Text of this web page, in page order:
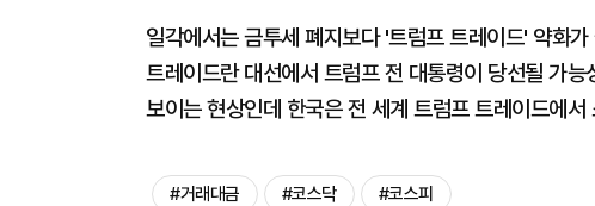
일각에서는 금투세 폐지보다 '트럼프 트레이드' 약화
트레이드란 대선에서 트럼프 전 대통령이 당선될 가
보이는 현상인데 한국은 전 세계 트럼프 트레이드에
#거래대금 #코스닥 #코스피